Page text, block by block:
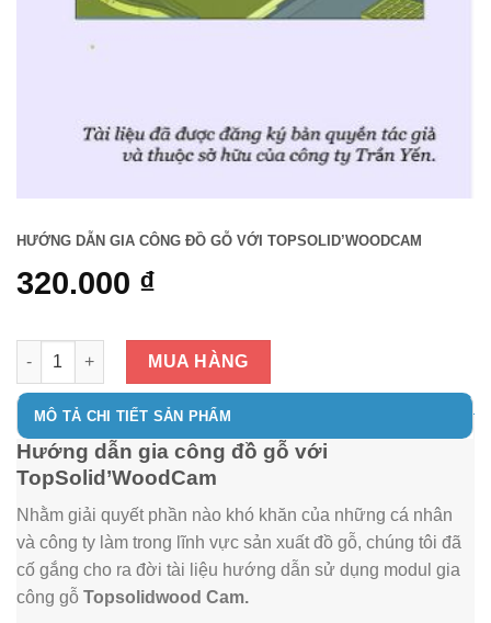
HƯỚNG DẪN GIA CÔNG ĐỒ GỖ VỚI TOPSOLID’WOODCAM
320.000 ₫
HƯỚNG DẪN GIA CÔNG ĐỒ GỖ VỚI TOPSOLID'WOODCAM số
MUA HÀNG
MÔ TẢ CHI TIẾT SẢN PHẨM
Hướng dẫn gia công đồ gỗ với
TopSolid’WoodCam
Nhằm giải quyết phần nào khó khăn của những cá nhân
và công ty làm trong lĩnh vực sản xuất đồ gỗ, chúng tôi đã
cố gắng cho ra đời tài liệu hướng dẫn sử dụng modul gia
công gỗ Topsolidwood Cam.